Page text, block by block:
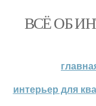
ВСЁ ОБ
интерьер для